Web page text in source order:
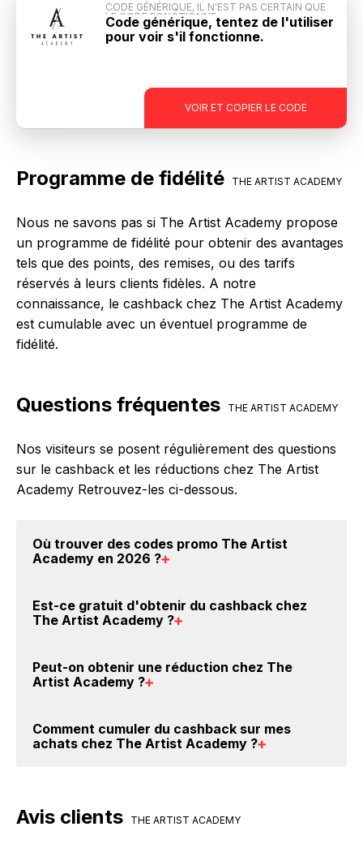
VOIR ET COPIER LE CODE
CODE GÉNÉRIQUE, IL N'EST PAS CERTAIN QUE
LE CODE FONCTIONNE
Code générique, tentez de l'utiliser
pour voir s'il fonctionne.
Programme de fidélité THE ARTIST ACADEMY
Nous ne savons pas si The Artist Academy propose
un programme de fidélité pour obtenir des avantages
tels que des points, des remises, ou des tarifs
réservés à leurs clients fidèles. A notre
connaissance, le cashback chez The Artist Academy
est cumulable avec un éventuel programme de
fidélité.
Questions fréquentes THE ARTIST ACADEMY
Nos visiteurs se posent régulièrement des questions
sur le cashback et les réductions chez The Artist
Academy Retrouvez-les ci-dessous.
Où trouver des codes promo The Artist
Academy en 2026 ?
promo chez The Artist Academy. Si descodes promo
The Artist Academy sont disponibles sur notre site
dans le paragraphe codes promo The Artist
Est-ce gratuit d'obtenir du cashback chez
The Artist Academy ?
compte gratuitement pour cumuler vos réductions
cashback sur vos achats chez The Artist Academy.
The Artist Academy.
Peut-on obtenir une réduction chez The
Artist Academy ?
crédités sur votre cagnotte BackBackBack lorsque
vous réalisez un achat sur le site web de The Artist
Comment cumuler du cashback sur mes
achats chez The Artist Academy ?
BackBackBack et cliquez sur le bouton Activer le
Avis clients THE ARTIST ACADEMY